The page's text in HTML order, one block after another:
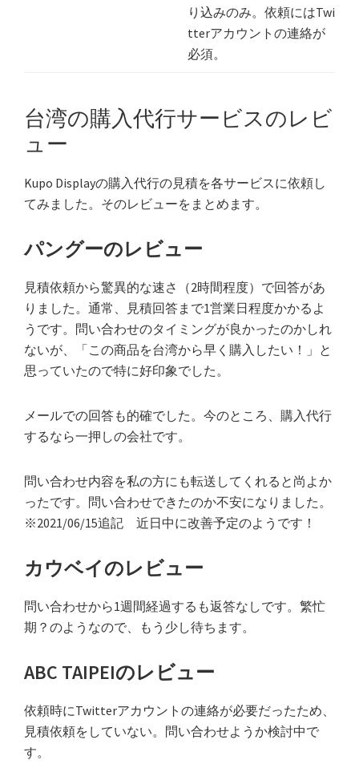
り込みのみ。依頼にはTwi
tterアカウントの連絡が
必須。
台湾の購入代行サービスのレビ
ュー
Kupo Displayの購入代行の見積を各サービスに依頼し
てみました。そのレビューをまとめます。
パングーのレビュー
見積依頼から驚異的な速さ（2時間程度）で回答があ
りました。通常、見積回答まで1営業日程度かかるよ
うです。問い合わせのタイミングが良かったのかしれ
ないが、「この商品を台湾から早く購入したい！」と
思っていたので特に好印象でした。
メールでの回答も的確でした。今のところ、購入代行
するなら一押しの会社です。
問い合わせ内容を私の方にも転送してくれると尚よか
ったです。問い合わせできたのか不安になりました。
※2021/06/15追記 近日中に改善予定のようです！
カウベイのレビュー
問い合わせから1週間経過するも返答なしです。繁忙
期？のようなので、もう少し待ちます。
ABC TAIPEIのレビュー
依頼時にTwitterアカウントの連絡が必要だったため、
見積依頼をしていない。問い合わせようか検討中で
す。